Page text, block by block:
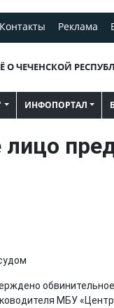
Контакты Реклама
О ЧЕЧЕНСКОЙ
ИНФОПОРТАЛ
МБУ